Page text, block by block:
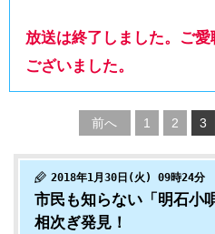
放送は終了しました。ご
ございました。
前へ 1 2 3
2018年1月30日(火) 09時24分
市民も知らない「明石小
相次ぎ発見！